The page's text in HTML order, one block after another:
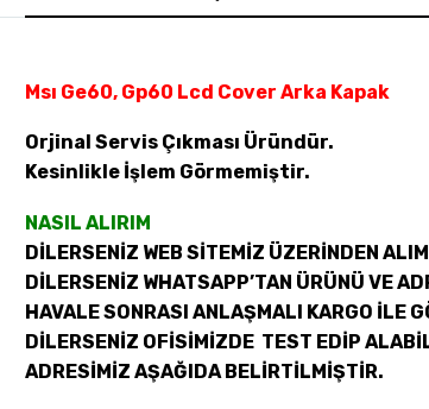
Msı Ge60, Gp60 Lcd Cover Arka Kapak
Orjinal Servis Çıkması Üründür.
Kesinlikle İşlem Görmemiştir.
NASIL ALIRIM
DİLERSENİZ WEB SİTEMİZ ÜZERİNDEN
DİLERSENİZ WHATSAPP’TAN ÜRÜNÜ VE
HAVALE SONRASI ANLAŞMALI KARGO İLE
DİLERSENİZ OFİSİMİZDE TEST EDİP
ADRESİMİZ AŞAĞIDA BELİRTİLMİŞTİR.